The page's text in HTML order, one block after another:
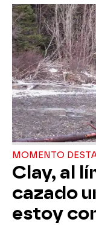
MOMENTO
Clay, al
cazado
estoy